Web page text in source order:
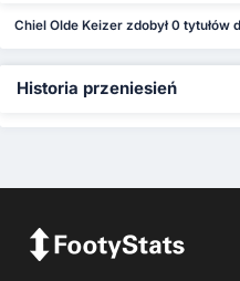
Chiel Olde Keizer zdobył 0
Historia przeniesień